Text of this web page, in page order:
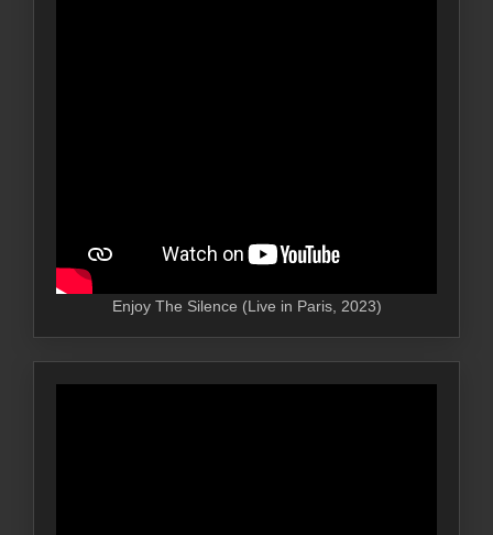
Enjoy The Silence (Live in Paris, 2023)